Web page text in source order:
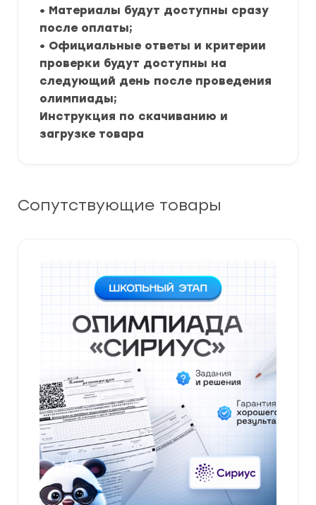
• Материалы будут доступны сразу
после оплаты;
• Официальные ответы и критерии
проверки будут доступны на
следующий день после проведения
олимпиады;
Инструкция по скачиванию и
загрузке товара
Сопутствующие товары